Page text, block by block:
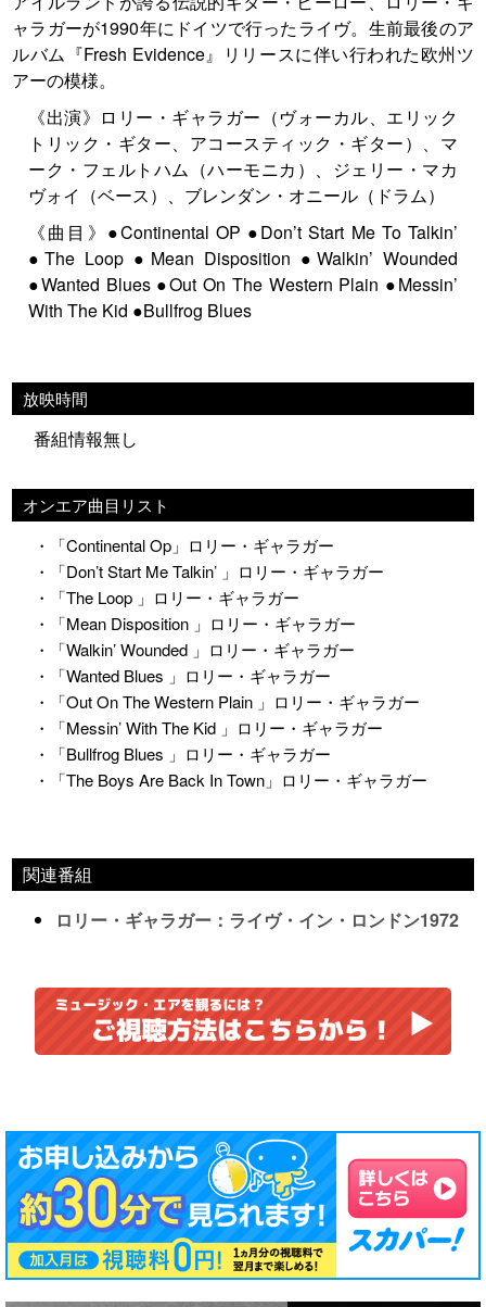
ャラガーが1990年にドイツで行ったライヴ。生前最後のア
ルバム『Fresh Evidence』リリースに伴い行われた欧州ツ
アーの模様。
《出演》ロリー・ギャラガー（ヴォーカル、エリック
トリック・ギター、アコースティック・ギター）、マ
ーク・フェルトハム（ハーモニカ）、ジェリー・マカ
ヴォイ（ベース）、ブレンダン・オニール（ドラム）
《曲目》●Continental OP ●Don’t Start Me To Talkin’
●The Loop ●Mean Disposition ●Walkin’ Wounded
●Wanted Blues ●Out On The Western Plain ●Messin’
With The Kid ●Bullfrog Blues
放映時間
番組情報無し
オンエア曲目リスト
・「Continental Op」ロリー・ギャラガー
・「Don’t Start Me Talkin’ 」ロリー・ギャラガー
・「The Loop 」ロリー・ギャラガー
・「Mean Disposition 」ロリー・ギャラガー
・「Walkin’ Wounded 」ロリー・ギャラガー
・「Wanted Blues 」ロリー・ギャラガー
・「Out On The Western Plain 」ロリー・ギャラガー
・「Messin’ With The Kid 」ロリー・ギャラガー
・「Bullfrog Blues 」ロリー・ギャラガー
・「The Boys Are Back In Town」ロリー・ギャラガー
関連番組
ロリー・ギャラガー：ライヴ・イン・ロンドン1972